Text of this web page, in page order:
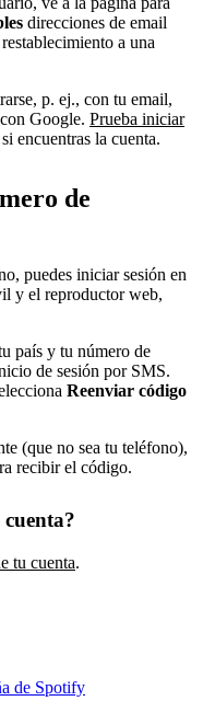
direcciones de email
a una
p. ej., con tu email,
Google. Prueba iniciar
encuentras la cuenta.
de
puedes iniciar sesión en
y el reproductor web,
país y tu número de
de sesión por SMS.
Reenviar código
(que no sea tu teléfono),
recibir el código.
tu cuenta.
de Spotify